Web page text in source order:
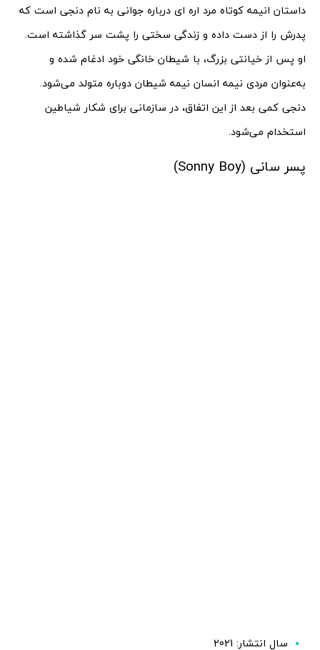
داستان انیمه کوتاه مرد اره ای درباره جوانی به نام دنجی است که
پدرش را از دست داده و زندگی سختی را پشت سر گذاشته است.
او پس از خیانتی بزرگ، با شیطان خانگی خود ادغام شده و
به‌عنوان مردی نیمه انسان نیمه شیطان دوباره متولد می‌شود.
دنجی کمی بعد از این اتفاق، در سازمانی برای شکار شیاطین
استخدام می‌شود.
پسر سانی (Sonny Boy)
سال انتشار: 2021